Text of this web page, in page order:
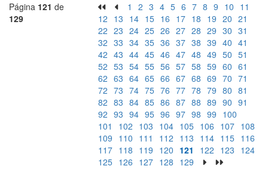
Página 121 de
129
1 2 3 4 5 6 7 8 9 10 11
12 13 14 15 16 17 18 19 20 21
22 23 24 25 26 27 28 29 30 31
32 33 34 35 36 37 38 39 40 41
42 43 44 45 46 47 48 49 50 51
52 53 54 55 56 57 58 59 60 61
62 63 64 65 66 67 68 69 70 71
72 73 74 75 76 77 78 79 80 81
82 83 84 85 86 87 88 89 90 91
92 93 94 95 96 97 98 99 100
101
102 103 104 105 106 107 108
109 110 111 112 113 114 115 116
117 118 119 120 121 122 123 124
125 126 127 128 129